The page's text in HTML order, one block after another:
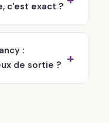
c'est exact ?
:
de sortie ?